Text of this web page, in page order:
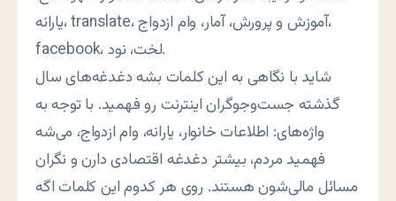
یارانه، translate، آموزش و پرورش، آمار، وام ازدواج،
facebook، لخت، نود.
شاید با نگاهی به این کلمات بشه دغدغه‌های سال
گذشته جست‌وجوگران اینترنت رو فهمید. با توجه به
واژه‌های: اطلاعات خانوار، یارانه، وام ازدواج، می‌شه
فهمید مردم، بیشتر دغدغه اقتصادی دارن و نگران
مسائل مالی‌شون هستند. روی هر کدوم این کلمات اگه